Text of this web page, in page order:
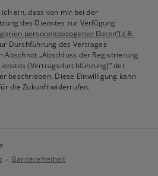
ein, dass von mir bei der
des Dienstes zur Verfügung
personenbezogener Daten“(z.B.
Durchführung des Vertrages
„Abschluss der Registrierung
(Vertragsdurchführung)“ der
beschrieben. Diese Einwilligung kann
die Zukunft widerrufen.
Barrierefreiheit